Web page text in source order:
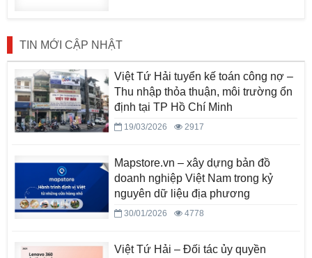
TIN MỚI CẬP NHẬT
Việt Tứ Hải tuyển kế toán công nợ –
Thu nhập thỏa thuận, môi trường ổn
định tại TP Hồ Chí Minh
19/03/2026 2917
Mapstore.vn – xây dựng bản đồ
doanh nghiệp Việt Nam trong kỷ
nguyên dữ liệu địa phương
30/01/2026 4778
Việt Tứ Hải – Đối tác ủy quyền